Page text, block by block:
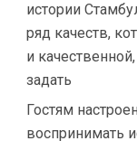
истории
ряд качеств,
и
задать
Гостям
воспринимать